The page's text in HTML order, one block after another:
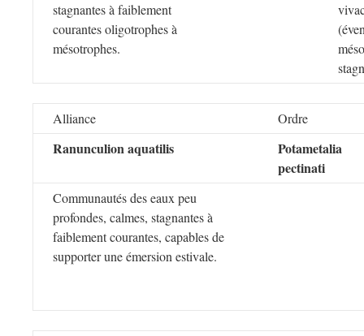
stagnantes à faiblement
courantes oligotrophes à
mésotrophes.
Alliance Ordre
Ranunculion aquatilis
Potametalia
pectinati
Communautés des eaux peu
profondes, calmes, stagnantes à
faiblement courantes, capables de
supporter une émersion estivale.